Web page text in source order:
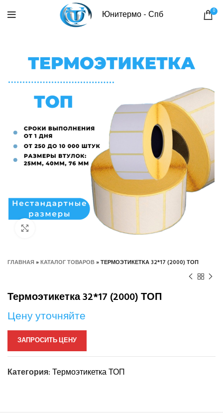
Юнитермо - Спб 0
Нажмите, чтобы увеличить
ГЛАВНАЯ»КАТАЛОГ ТОВАРОВ»ТЕРМОЭТИКЕТКА 32*17 (2000) ТОП
Термоэтикетка 32*17 (2000) ТОП
Цену уточняйте
ЗАПРОСИТЬ ЦЕНУ
Категория:Термоэтикетка ТОП